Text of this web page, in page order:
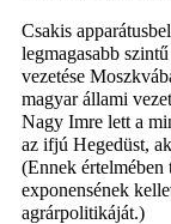
Csakis
legmagasabb
vezetése
magyar állami
Nagy Imre lett a
az ifjú Hegedüst,
(Ennek értelmében
exponensének
agrárpolitikáját.)